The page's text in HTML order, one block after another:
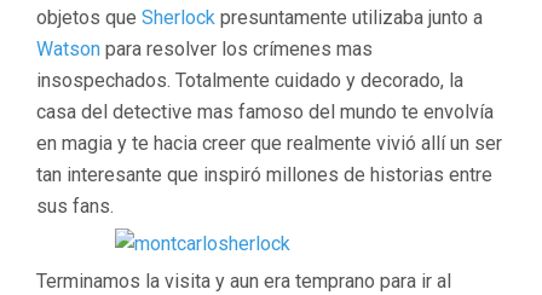
objetos que Sherlock presuntamente utilizaba junto a
Watson para resolver los crímenes mas
insospechados. Totalmente cuidado y decorado, la
casa del detective mas famoso del mundo te envolvía
en magia y te hacia creer que realmente vivió allí un ser
tan interesante que inspiró millones de historias entre
sus fans.
Terminamos la visita y aun era temprano para ir al